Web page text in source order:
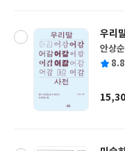
우리
글
쓴
출
사
평 8.8
가